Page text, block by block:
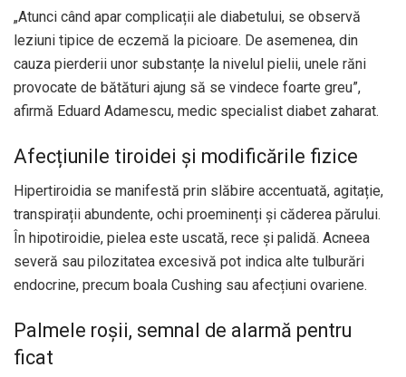
„Atunci când apar complicații ale diabetului, se observă
leziuni tipice de eczemă la picioare. De asemenea, din
cauza pierderii unor substanțe la nivelul pielii, unele răni
provocate de bătături ajung să se vindece foarte greu”,
afirmă Eduard Adamescu, medic specialist diabet zaharat.
Afecțiunile tiroidei și modificările fizice
Hipertiroidia se manifestă prin slăbire accentuată, agitație,
transpirații abundente, ochi proeminenți și căderea părului.
În hipotiroidie, pielea este uscată, rece și palidă. Acneea
severă sau pilozitatea excesivă pot indica alte tulburări
endocrine, precum boala Cushing sau afecțiuni ovariene.
Palmele roșii, semnal de alarmă pentru
ficat